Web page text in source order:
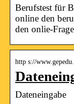
Berufstest für
online den
den onlie-
http s://
Dateneingabe